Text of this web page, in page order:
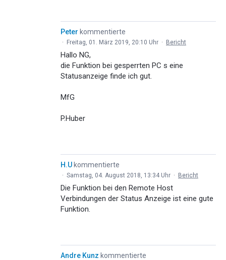
Peter kommentierte
· Freitag, 01. März 2019, 20:10 Uhr · Bericht
Hallo NG,
die Funktion bei gesperrten PC s eine
Statusanzeige finde ich gut.
MfG
P.Huber
H.U kommentierte
· Samstag, 04. August 2018, 13:34 Uhr · Bericht
Die Funktion bei den Remote Host
Verbindungen der Status Anzeige ist eine gute
Funktion.
Andre Kunz kommentierte